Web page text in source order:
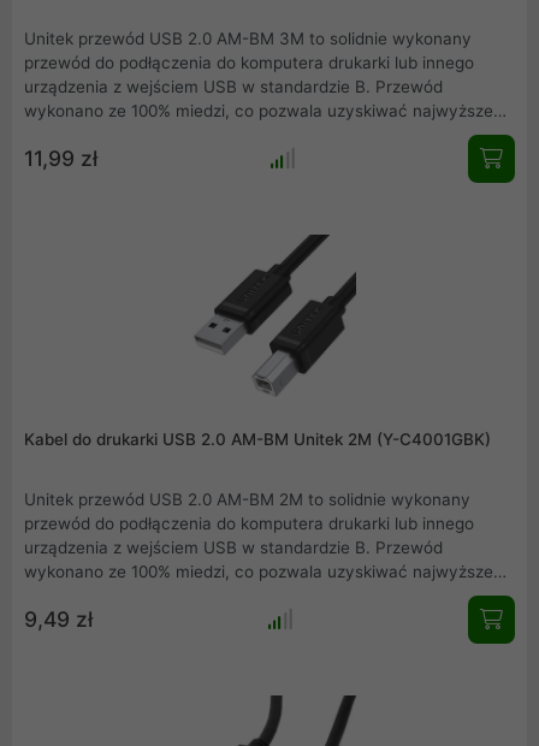
Unitek przewód USB 2.0 AM-BM 3M to solidnie wykonany
przewód do podłączenia do komputera drukarki lub innego
urządzenia z wejściem USB w standardzie B. Przewód
wykonano ze 100% miedzi, co pozwala uzyskiwać najwyższe
przed zakłóceniami a otulina z PCV zapewnia odpowiednią
11,99 zł
Kabel do drukarki USB 2.0 AM-BM Unitek 2M (Y-C4001GBK)
Unitek przewód USB 2.0 AM-BM 2M to solidnie wykonany
przewód do podłączenia do komputera drukarki lub innego
urządzenia z wejściem USB w standardzie B. Przewód
wykonano ze 100% miedzi, co pozwala uzyskiwać najwyższe
przed zakłóceniami a otulina z PCV zapewnia odpowiednią
9,49 zł